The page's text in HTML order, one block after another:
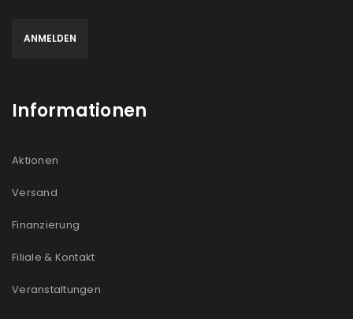
Informationen
Aktionen
Versand
Finanzierung
Filiale & Kontakt
Veranstaltungen